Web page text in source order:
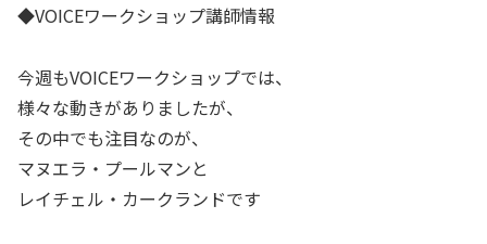
◆VOICEワークショップ講師情報
今週もVOICEワークショップでは、
様々な動きがありましたが、
その中でも注目なのが、
マヌエラ・プールマンと
レイチェル・カークランドです